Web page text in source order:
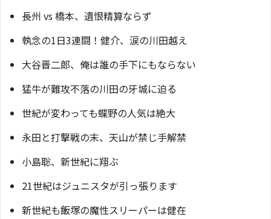
長州 vs 橋本、遺恨精算ならず
執念の1日3連闘！健介、涙の川田越え
大谷晋二郎、俺は誰の手下にもならない
猛牛が難攻不落の川田の牙城に迫る
世紀が変わっても蝶野の人気は絶大
永田と打撃戦の末、天山が禁じ手解禁
小島聡、新世紀に翔ぶ
21世紀はジュニスタが引っ張ります
新世紀も飯塚の魔性スリーパーは健在